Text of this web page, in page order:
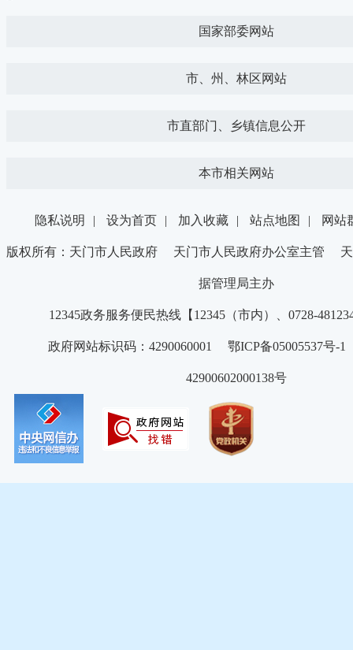
国家部委网站
市、州、林区网站
市直部门、乡镇信息公开
本市相关网站
隐私说明 | 设为首页 | 加入收藏 | 站点地图 | 网站
版权所有：天门市人民政府 天门市人民政府办公室主管 天
据管理局主办
12345政务服务便民热线【12345（市内）、0728-
政府网站标识码：4290060001 鄂ICP备05005537号
42900602000138号